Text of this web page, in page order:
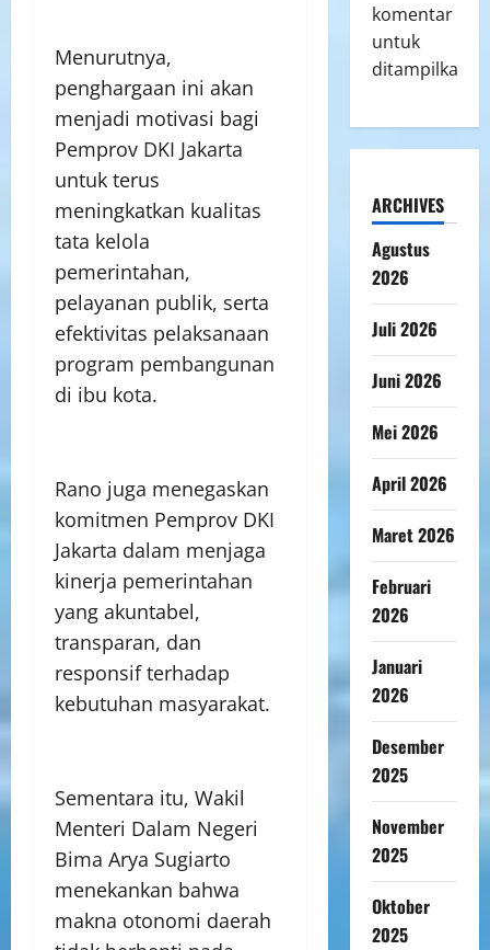
Menurutnya,
penghargaan ini akan
menjadi motivasi bagi
Pemprov DKI Jakarta
untuk terus
meningkatkan kualitas
tata kelola
pemerintahan,
pelayanan publik, serta
efektivitas pelaksanaan
program pembangunan
di ibu kota.
Rano juga menegaskan
komitmen Pemprov DKI
Jakarta dalam menjaga
kinerja pemerintahan
yang akuntabel,
transparan, dan
responsif terhadap
kebutuhan masyarakat.
Sementara itu, Wakil
Menteri Dalam Negeri
Bima Arya Sugiarto
menekankan bahwa
makna otonomi daerah
komentar
untuk
ditampilkan.
ARCHIVES
Agustus
2026
Juli 2026
Juni 2026
Mei 2026
April 2026
Maret 2026
Februari
2026
Januari
2026
Desember
2025
November
2025
Oktober
2025